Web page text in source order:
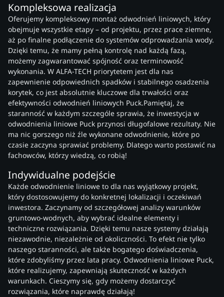
Kompleksowa realizacja
Oferujemy kompleksowy montaż odwodnień liniowych, który
obejmuje wszystkie etapy – od projektu, przez prace ziemne,
aż po finalne podłączenie do systemów odprowadzania wody.
Dzięki temu, że mamy pełną kontrolę nad każdą fazą,
możemy zagwarantować spójność oraz terminowość
wykonania. W ALFA-TECH priorytetem jest dla nas
zapewnienie odpowiednich spadków i stabilnego osadzenia
korytek, co jest absolutnie kluczowe dla trwałości oraz
efektywności odwodnień liniowych Puck.Pamiętaj, że
staranność w każdym szczególe sprawia, że inwestycja w
odwodnienia liniowe Puck przynosi długofalowe rezultaty. Nie
ma nic gorszego niż źle wykonane odwodnienie, które po
czasie zaczyna sprawiać problemy. Dlatego warto postawić na
fachowców, którzy wiedzą, co robią!
Indywidualne podejście
Każde odwodnienie liniowe to dla nas wyjątkowy projekt,
który dostosowujemy do konkretnej lokalizacji i oczekiwań
inwestora. Zaczynamy od szczegółowej analizy warunków
gruntowo-wodnych, aby wybrać idealne elementy i
techniczne rozwiązania. Dzięki temu nasze systemy działają
niezawodnie, niezależnie od okoliczności. To efekt nie tylko
naszego staranności, ale także bogatego doświadczenia,
które zdobyliśmy przez lata pracy. Odwodnienia liniowe Puck,
które realizujemy, zapewniają skuteczność w każdych
warunkach. Cieszymy się, gdy możemy dostarczyć
rozwiązania, które naprawdę działają!